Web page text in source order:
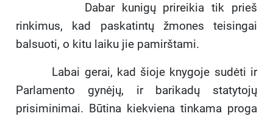
Dabar kunigų prireikia tik prieš
rinkimus, kad paskatintų žmones teisingai
balsuoti, o kitu laiku jie pamirštami.
Labai gerai, kad šioje knygoje sudėti ir
Parlamento gynėjų, ir barikadų statytojų
prisiminimai. Būtina kiekviena tinkama proga